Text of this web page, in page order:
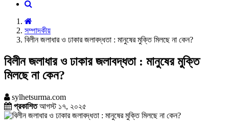
সম্পাদকীয়
বিলীন জলাধার ও ঢাকার জলাবদ্ধতা : মানুষের মুক্তি মিলছে না কেন?
বিলীন জলাধার ও ঢাকার জলাবদ্ধতা : মানুষের মুক্তি
মিলছে না কেন?
sylhetsurma.com
প্রকাশিতআগস্ট ১৭, ২০২৫